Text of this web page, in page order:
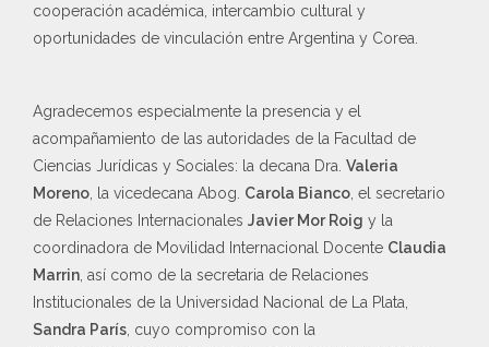
cooperación académica, intercambio cultural y
oportunidades de vinculación entre Argentina y Corea.
Agradecemos especialmente la presencia y el
acompañamiento de las autoridades de la Facultad de
Ciencias Jurídicas y Sociales: la decana Dra. Valeria
Moreno, la vicedecana Abog. Carola Bianco, el secretario
de Relaciones Internacionales Javier Mor Roig y la
coordinadora de Movilidad Internacional Docente Claudia
Marrin, así como de la secretaria de Relaciones
Institucionales de la Universidad Nacional de La Plata,
Sandra París, cuyo compromiso con la